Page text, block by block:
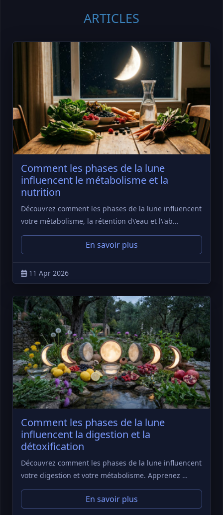
ARTICLES
Comment les phases de la lune
influencent le métabolisme et la
nutrition
Découvrez comment les phases de la lune influencent
votre métabolisme, la rétention d\'eau et l\'ab…
En savoir plus
11 Apr 2026
Comment les phases de la lune
influencent la digestion et la
détoxification
Découvrez comment les phases de la lune influencent
votre digestion et votre métabolisme. Apprenez …
En savoir plus